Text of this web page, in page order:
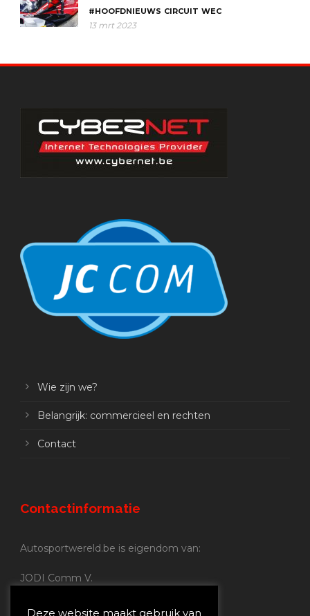
#HOOFDNIEUWS CIRCUIT WEC
13 mrt 2023
Wie zijn we?
Belangrijk: commercieel en rechten
Contact
Contactinformatie
Autosportwereld.be is eigendom van:
JODI Comm V.
Nijverheidsstraat 70
Deze website maakt gebruik van